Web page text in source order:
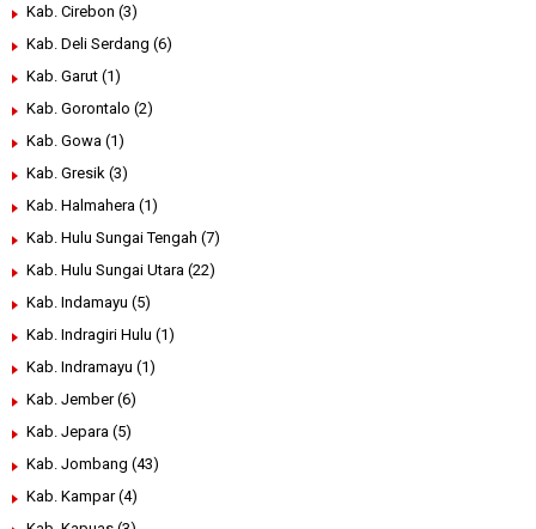
Kab. Cirebon (3)
Kab. Deli Serdang (6)
Kab. Garut (1)
Kab. Gorontalo (2)
Kab. Gowa (1)
Kab. Gresik (3)
Kab. Halmahera (1)
Kab. Hulu Sungai Tengah (7)
Kab. Hulu Sungai Utara (22)
Kab. Indamayu (5)
Kab. Indragiri Hulu (1)
Kab. Indramayu (1)
Kab. Jember (6)
Kab. Jepara (5)
Kab. Jombang (43)
Kab. Kampar (4)